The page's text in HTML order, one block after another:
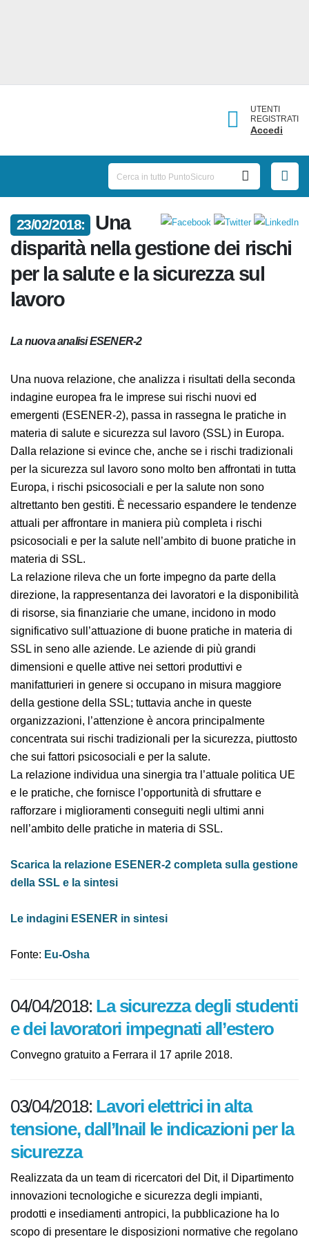
UTENTI
REGISTRATI
Accedi
23/02/2018:
Una
disparità nella gestione dei
rischi per la salute e la
sicurezza sul lavoro
La nuova analisi ESENER-2
Una nuova relazione, che analizza i risultati della
seconda indagine europea fra le imprese sui rischi
nuovi ed emergenti (ESENER-2), passa in rassegna le
pratiche in materia di salute e sicurezza sul lavoro (SSL)
in Europa. Dalla relazione si evince che, anche se i
rischi tradizionali per la sicurezza sul lavoro sono molto
ben affrontati in tutta Europa, i rischi psicosociali e per
la salute non sono altrettanto ben gestiti. È necessario
espandere le tendenze attuali per affrontare in
maniera più completa i rischi psicosociali e per la
salute nell’ambito di buone pratiche in materia di SSL.
La relazione rileva che un forte impegno da parte della
direzione, la rappresentanza dei lavoratori e la
disponibilità di risorse, sia finanziarie che umane,
incidono in modo significativo sull’attuazione di buone
pratiche in materia di SSL in seno alle aziende. Le
aziende di più grandi dimensioni e quelle attive nei
settori produttivi e manifatturieri in genere si
occupano in misura maggiore della gestione della SSL;
tuttavia anche in queste organizzazioni, l’attenzione è
ancora principalmente concentrata sui rischi
tradizionali per la sicurezza, piuttosto che sui fattori
psicosociali e per la salute.
La relazione individua una sinergia tra l’attuale politica
UE e le pratiche, che fornisce l’opportunità di sfruttare
e rafforzare i miglioramenti conseguiti negli ultimi anni
Scarica la relazione ESENER-2 completa sulla
04/04/2018:La sicurezza degli
studenti e dei lavoratori impegnati
Convegno gratuito a Ferrara il 17 aprile 2018.
03/04/2018:
tensione, dall’Inail le indicazioni per
la sicurezza
Realizzata da un team di ricercatori del Dit, il